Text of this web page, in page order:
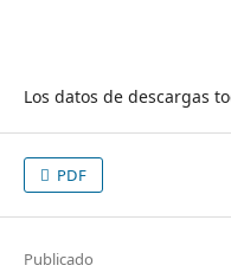
Los datos de descargas
PDF
Publicado